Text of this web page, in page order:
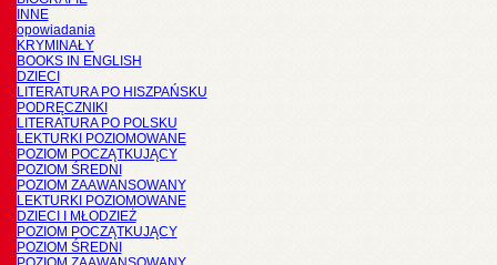
INNE
opowiadania
KRYMINAŁY
BOOKS IN ENGLISH
DZIECI
LITERATURA PO HISZPAŃSKU
PODRĘCZNIKI
LITERATURA PO POLSKU
LEKTURKI POZIOMOWANE
POZIOM POCZĄTKUJĄCY
POZIOM ŚREDNI
POZIOM ZAAWANSOWANY
LEKTURKI POZIOMOWANE
DZIECI I MŁODZIEŻ
POZIOM POCZĄTKUJĄCY
POZIOM ŚREDNI